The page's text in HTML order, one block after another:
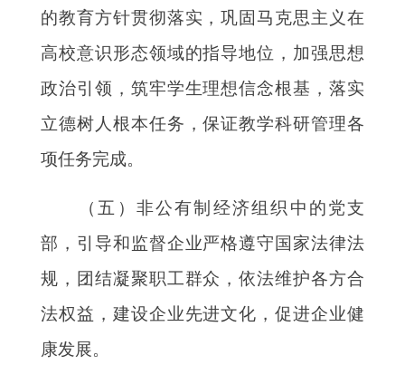
的教育方针贯彻落实，巩固马克思主义在
高校意识形态领域的指导地位，加强思想
政治引领，筑牢学生理想信念根基，落实
立德树人根本任务，保证教学科研管理各
项任务完成。
（五）非公有制经济组织中的党支
部，引导和监督企业严格遵守国家法律法
规，团结凝聚职工群众，依法维护各方合
法权益，建设企业先进文化，促进企业健
康发展。